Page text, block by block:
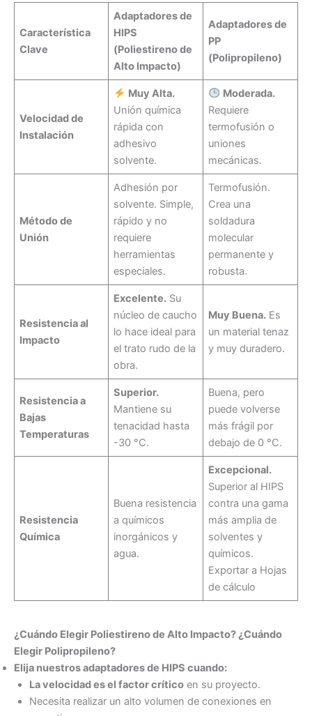
Característica
Clave
Adaptadores de
HIPS
(Poliestireno de
Alto Impacto)
Adaptadores de
PP
(Polipropileno)
Velocidad de
Instalación
Muy Alta.
Unión química
rápida con
adhesivo
solvente.
Moderada.
Requiere
termofusión o
uniones
mecánicas.
Método de
Unión
Adhesión por
solvente. Simple,
rápido y no
requiere
herramientas
especiales.
Termofusión.
Crea una
soldadura
molecular
permanente y
robusta.
Resistencia al
Impacto
Excelente. Su
núcleo de caucho
lo hace ideal para
el trato rudo de la
obra.
Muy Buena. Es
un material tenaz
y muy duradero.
Resistencia a
Bajas
Temperaturas
Superior.
Mantiene su
tenacidad hasta
-30 °C.
Buena, pero
puede volverse
más frágil por
debajo de 0 °C.
Resistencia
Química
Buena resistencia
a químicos
inorgánicos y
agua.
Excepcional.
Superior al HIPS
contra una gama
más amplia de
solventes y
químicos.
Exportar a Hojas
de cálculo
¿Cuándo Elegir Poliestireno de Alto Impacto? ¿Cuándo
Elegir Polipropileno?
Elija nuestros adaptadores de HIPS cuando:
La velocidad es el factor críticoen su proyecto.
Necesita realizar un alto volumen de conexiones en